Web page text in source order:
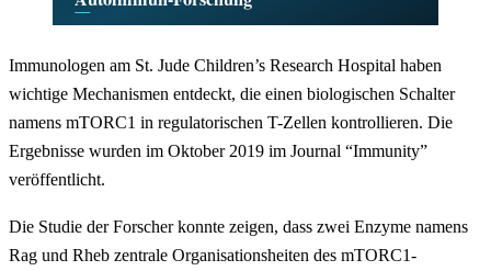
Immunologen am St. Jude Children’s Research Hospital haben
wichtige Mechanismen entdeckt, die einen biologischen Schalter
namens mTORC1 in regulatorischen T-Zellen kontrollieren. Die
Ergebnisse wurden im Oktober 2019 im Journal “Immunity”
veröffentlicht.
Die Studie der Forscher konnte zeigen, dass zwei Enzyme namens
Rag und Rheb zentrale Organisationsheiten des mTORC1-